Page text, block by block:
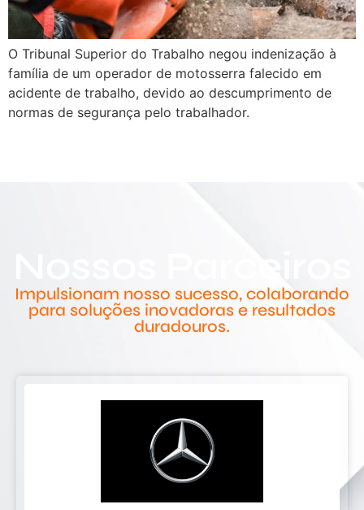
O Tribunal Superior do Trabalho negou indenização à
família de um operador de motosserra falecido em
acidente de trabalho, devido ao descumprimento de
normas de segurança pelo trabalhador.
Impulsionam nosso sucesso, colaborando
para soluções inovadoras e resultados
duradouros.